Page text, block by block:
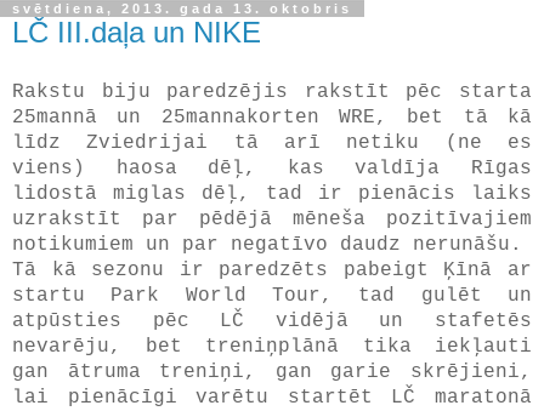
svētdiena, 2013. gada 13. oktobris
LČ III.daļa un NIKE
Rakstu biju paredzējis rakstīt pēc starta
25mannā un 25mannakorten WRE, bet tā kā
līdz Zviedrijai tā arī netiku (ne es
viens) haosa dēļ, kas valdīja Rīgas
lidostā miglas dēļ, tad ir pienācis laiks
uzrakstīt par pēdējā mēneša pozitīvajiem
notikumiem un par negatīvo daudz nerunāšu.
Tā kā sezonu ir paredzēts pabeigt Ķīnā ar
startu Park World Tour, tad gulēt un
atpūsties pēc LČ vidējā un stafetēs
nevarēju, bet treniņplānā tika iekļauti
gan ātruma treniņi, gan garie skrējieni,
lai pienācīgi varētu startēt LČ maratonā